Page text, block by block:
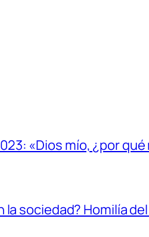
«Dios mío, ¿por
sociedad? Homilía